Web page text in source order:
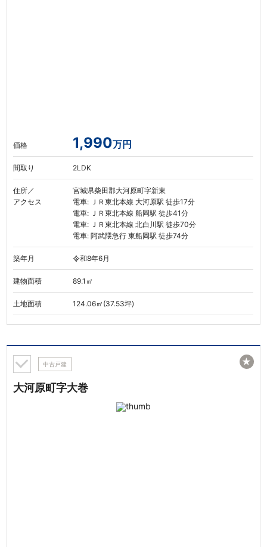
価格 1,990万円
間取り 2LDK
住所／
アクセス
宮城県柴田郡大河原町字新東
電車: ＪＲ東北本線 大河原駅 徒歩17分
電車: ＪＲ東北本線 船岡駅 徒歩41分
電車: ＪＲ東北本線 北白川駅 徒歩70分
電車: 阿武隈急行 東船岡駅 徒歩74分
築年月 令和8年6月
建物面積 89.1㎡
土地面積 124.06㎡(37.53坪)
中古戸建
大河原町字大巻
★